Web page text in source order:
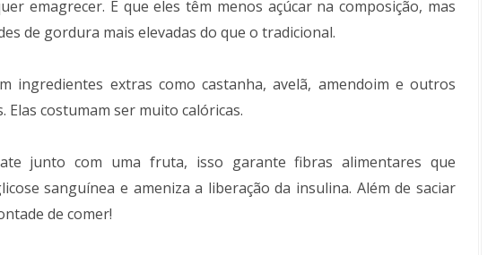
emagrecer. É que eles têm menos açúcar na composição, mas
de gordura mais elevadas do que o tradicional.
ingredientes extras como castanha, avelã, amendoim e outros
Elas costumam ser muito calóricas.
junto com uma fruta, isso garante fibras alimentares que
sanguínea e ameniza a liberação da insulina. Além de saciar
de comer!